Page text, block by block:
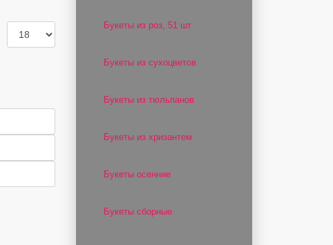
Букеты из роз, 51 шт
Букеты из сухоцветов
Букеты из тюльпанов
Букеты из хризантем
Букеты осенние
Букеты сборные